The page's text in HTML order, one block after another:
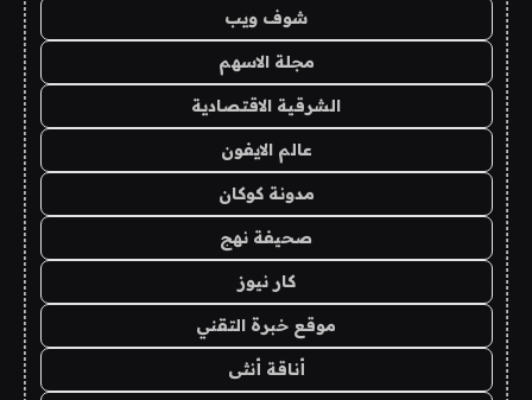
شوف ويب
مجلة الاسهم
الشرقية الاقتصادية
عالم الايفون
مدونة كوكان
صحيفة نهج
كار نيوز
موقع خبرة التقني
أناقة أنثى